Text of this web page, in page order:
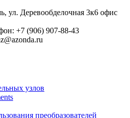
ул. Деревообделочная 3к6 офис
+7 (906) 907-88-43
узлов
преобразователей